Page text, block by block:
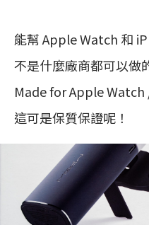
能幫 Apple Watch 和
不是什麼廠商都可以做
Made for Apple Watch
這可是保質保證呢！